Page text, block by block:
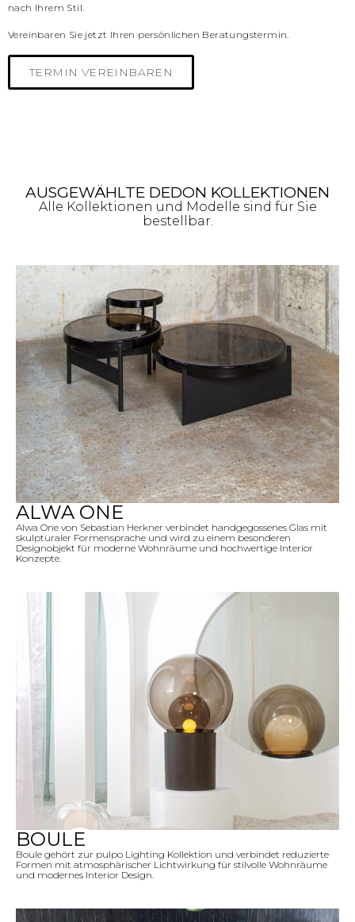
nach Ihrem Stil.
Vereinbaren Sie jetzt Ihren persönlichen Beratungstermin.
TERMIN VEREINBAREN
AUSGEWÄHLTE DEDON KOLLEKTIONEN
Alle Kollektionen und Modelle sind für Sie
bestellbar.
ALWA ONE
Alwa One von Sebastian Herkner verbindet handgegossenes Glas mit
skulpturaler Formensprache und wird zu einem besonderen
Designobjekt für moderne Wohnräume und hochwertige Interior
Konzepte.
BOULE
Boule gehört zur pulpo Lighting Kollektion und verbindet reduzierte
Formen mit atmosphärischer Lichtwirkung für stilvolle Wohnräume
und modernes Interior Design.